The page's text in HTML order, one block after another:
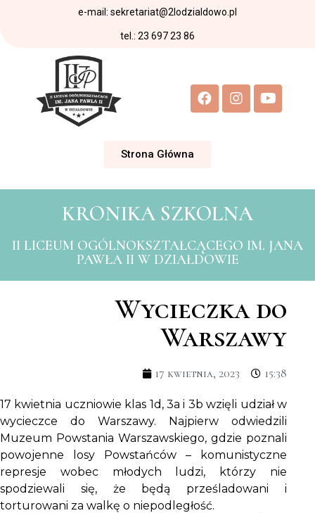
tel.: 23 697 23 86
e-mail: sekretariat@2lodzialdowo.pl
Strona Główna
KRONIKA SZKOLNA
II LICEUM OGÓLNOKSZTAŁCĄCEGO IM. JANA
PAWŁA II W DZIAŁDOWIE
Wycieczka do
Warszawy
17 kwietnia, 2023 15:38
17 kwietnia uczniowie klas 1d, 3a i 3b wzięli udział w
wycieczce do Warszawy. Najpierw odwiedzili
Muzeum Powstania Warszawskiego, gdzie poznali
powojenne losy Powstańców – komunistyczne
represje wobec młodych ludzi, którzy nie
spodziewali się, że będą prześladowani i
torturowani za walkę o niepodległość.